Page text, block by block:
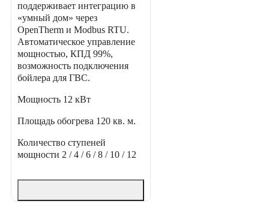
поддерживает интеграцию в
«умный дом» через
OpenTherm и Modbus RTU.
Автоматическое управление
мощностью, КПД 99%,
возможность подключения
бойлера для ГВС.
Мощность 12 кВт
Площадь обогрева 120 кв. м.
Количество ступеней
мощности 2 / 4 / 6 / 8 / 10 / 12